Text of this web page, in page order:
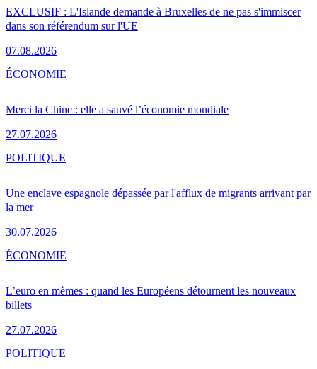
EXCLUSIF : L'Islande demande à Bruxelles de ne pas s'immiscer
dans son référendum sur l'UE
07.08.2026
Merci la Chine : elle a sauvé l’économie mondiale
27.07.2026
ÉCONOMIE
Une enclave espagnole dépassée par l'afflux de migrants arrivant par
la mer
30.07.2026
POLITIQUE
L’euro en mèmes : quand les Européens détournent les nouveaux
billets
27.07.2026
ÉCONOMIE
POLITIQUE